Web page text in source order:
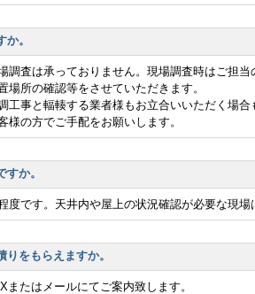
。
調査は承っておりません。現場調査時はご担当
場所の確認等をさせていただきます。
工事と輻輳する業者様もお立合いいただく場
様の方でご手配をお願いします。
か。
度です。天井内や屋上の状況確認が必要な現場
をもらえますか。
たはメールにてご案内致します。